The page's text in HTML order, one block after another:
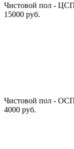
Чистовой пол -
15000 руб.
Чистовой пол -
4000 руб.